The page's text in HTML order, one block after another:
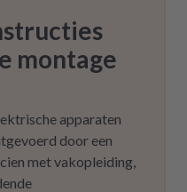
montage
apparaten
door een
met vakopleiding,